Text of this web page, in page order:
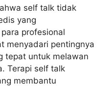
self talk tidak
yang
profesional
menyadari pentingnya
tepat untuk melawan
Terapi self talk
membantu